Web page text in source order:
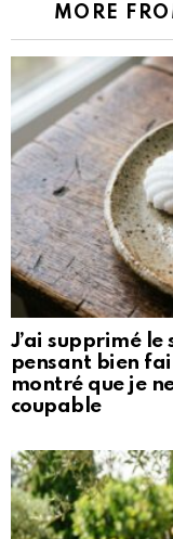
MORE
J’ai supprimé le
pensant bien
montré que je
coupable